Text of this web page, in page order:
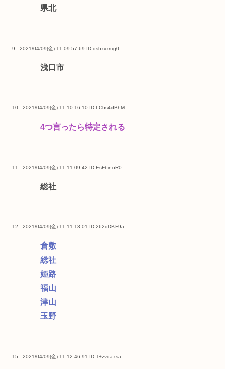
県北
9 : 2021/04/09(金) 11:09:57.69 ID:dsbxvxmg0
浅口市
10 : 2021/04/09(金) 11:10:16.10 ID:LCbs4dBhM
4つ言ったら特定される
11 : 2021/04/09(金) 11:11:09.42 ID:EsFbinoR0
総社
12 : 2021/04/09(金) 11:11:13.01 ID:262qDKF9a
倉敷
総社
姫路
福山
津山
玉野
15 : 2021/04/09(金) 11:12:46.91 ID:T+zvdaxsa